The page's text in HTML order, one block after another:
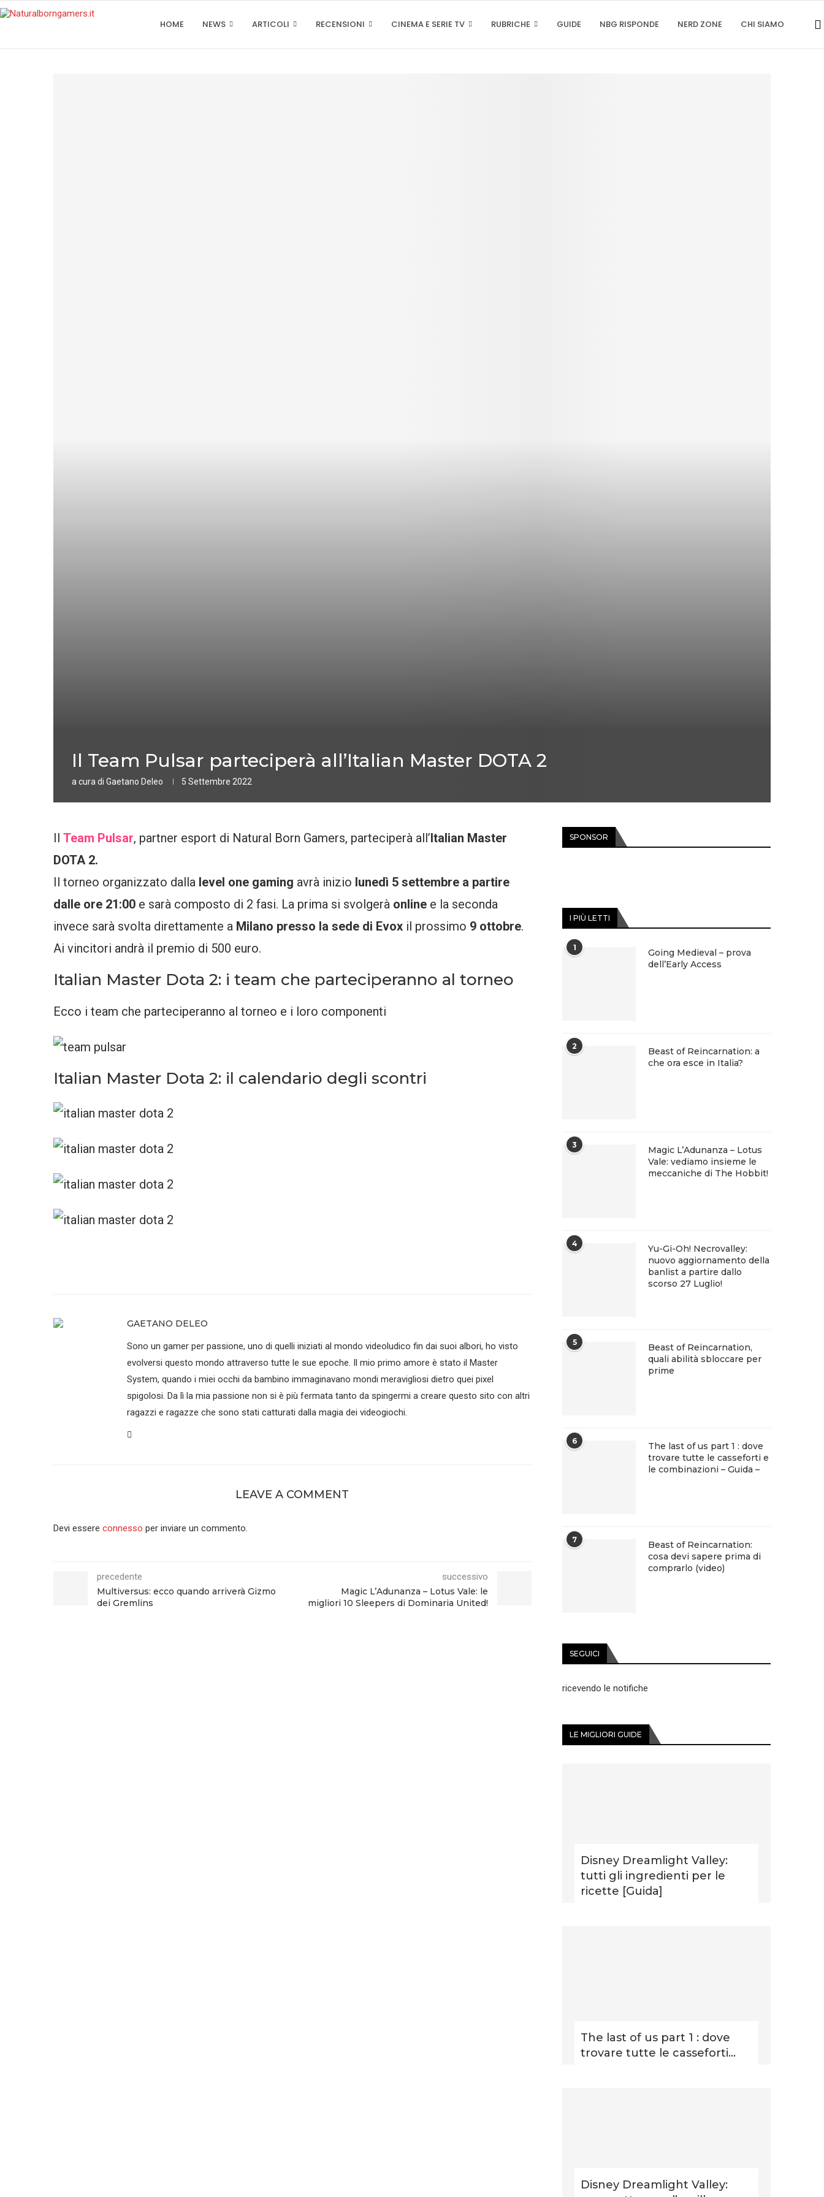
HOME NEWS ARTICOLI RECENSIONI CINEMA E SERIE TV RUBRICHE GUIDE NBG RISPONDE NERD ZONE CHI SIAMO
Il Team Pulsar parteciperà all’Italian Master DOTA 2
a cura di Gaetano Deleo 5 Settembre 2022
Il Team Pulsar, partner esport di Natural Born Gamers, parteciperà all’Italian Master
DOTA 2.
Il torneo organizzato dalla level one gaming avrà inizio lunedì 5 settembre a partire
dalle ore 21:00 e sarà composto di 2 fasi. La prima si svolgerà online e la seconda
invece sarà svolta direttamente a Milano presso la sede di Evox il prossimo 9 ottobre.
Ai vincitori andrà il premio di 500 euro.
Italian Master Dota 2: i team che parteciperanno al torneo
Ecco i team che parteciperanno al torneo e i loro componenti
Italian Master Dota 2: il calendario degli scontri
GAETANO DELEO
Sono un gamer per passione, uno di quelli iniziati al mondo videoludico fin dai suoi albori, ho visto
evolversi questo mondo attraverso tutte le sue epoche. Il mio primo amore è stato il Master
System, quando i miei occhi da bambino immaginavano mondi meravigliosi dietro quei pixel
spigolosi. Da lì la mia passione non si è più fermata tanto da spingermi a creare questo sito con altri
ragazzi e ragazze che sono stati catturati dalla magia dei videogiochi.
LEAVE A COMMENT
Devi essere connesso per inviare un commento.
precedente
Multiversus: ecco quando arriverà Gizmo
dei Gremlins
successivo
Magic L’Adunanza – Lotus Vale: le
migliori 10 Sleepers di Dominaria United!
SPONSOR
I PIÙ LETTI
1
Going Medieval – prova
dell’Early Access
2
Beast of Reincarnation: a
che ora esce in Italia?
3
Magic L’Adunanza – Lotus
Vale: vediamo insieme le
meccaniche di The Hobbit!
4
Yu-Gi-Oh! Necrovalley:
nuovo aggiornamento della
banlist a partire dallo
scorso 27 Luglio!
5
Beast of Reincarnation,
quali abilità sbloccare per
prime
6
The last of us part 1 : dove
trovare tutte le casseforti e
le combinazioni – Guida –
7
Beast of Reincarnation:
cosa devi sapere prima di
comprarlo (video)
SEGUICI
ricevendo le notifiche
LE MIGLIORI GUIDE
Disney Dreamlight Valley:
tutti gli ingredienti per le
ricette [Guida]
The last of us part 1 : dove
trovare tutte le casseforti...
Disney Dreamlight Valley: